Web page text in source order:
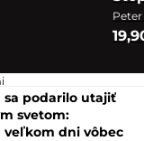
sa podarilo utajiť
svetom:
veľkom dni vôbec